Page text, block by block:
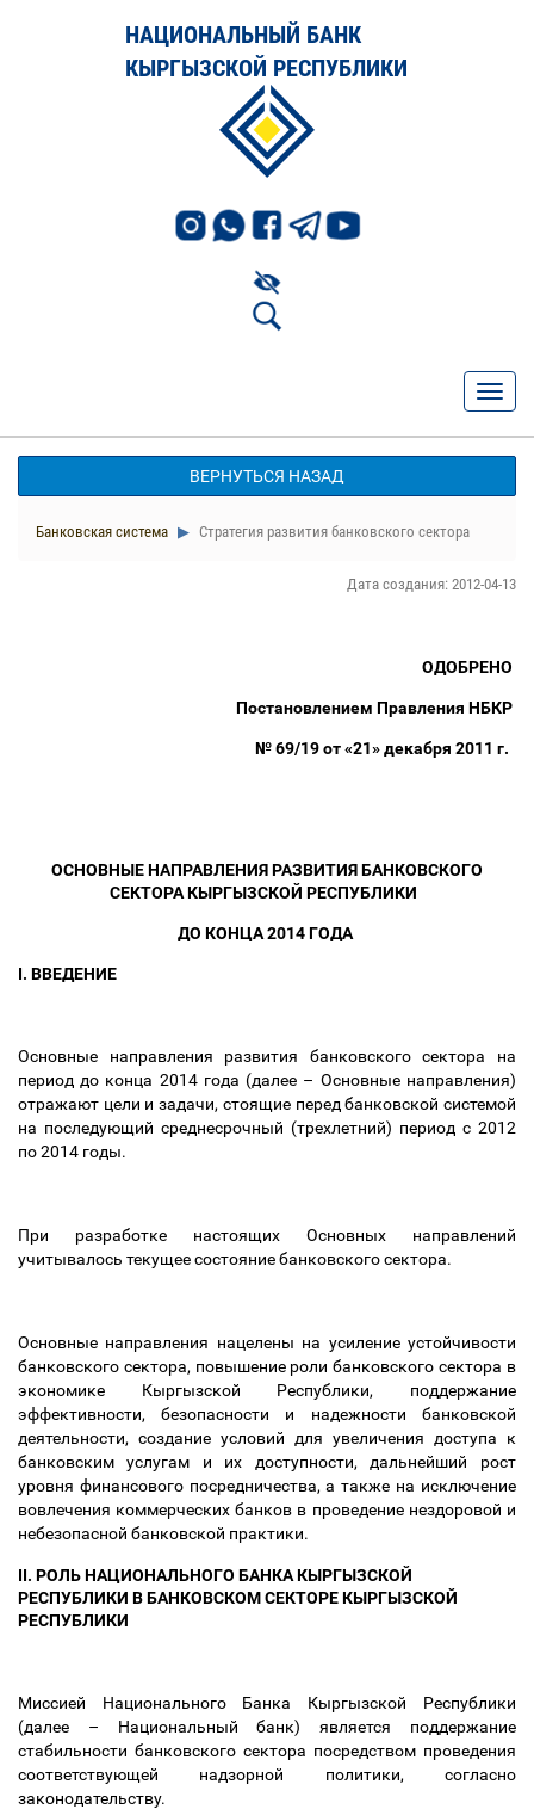
НАЦИОНАЛЬНЫЙ БАНК
КЫРГЫЗСКОЙ РЕСПУБЛИКИ
ВЕРНУТЬСЯ НАЗАД
Банковская система Стратегия развития банковского сектора
Дата создания: 2012-04-13
ОДОБРЕНО
Постановлением Правления НБКР
№ 69/19 от «21» декабря 2011 г.
ОСНОВНЫЕ НАПРАВЛЕНИЯ РАЗВИТИЯ БАНКОВСКОГО
СЕКТОРА КЫРГЫЗСКОЙ РЕСПУБЛИКИ
ДО КОНЦА 2014 ГОДА
I. ВВЕДЕНИЕ
Основные направления развития банковского сектора на
период до конца 2014 года (далее – Основные направления)
отражают цели и задачи, стоящие перед банковской системой
на последующий среднесрочный (трехлетний) период с 2012
по 2014 годы.
При разработке настоящих Основных направлений
учитывалось текущее состояние банковского сектора.
Основные направления нацелены на усиление устойчивости
банковского сектора, повышение роли банковского сектора в
экономике Кыргызской Республики, поддержание
эффективности, безопасности и надежности банковской
деятельности, создание условий для увеличения доступа к
банковским услугам и их доступности, дальнейший рост
уровня финансового посредничества, а также на исключение
вовлечения коммерческих банков в проведение нездоровой и
небезопасной банковской практики.
II. РОЛЬ НАЦИОНАЛЬНОГО БАНКА КЫРГЫЗСКОЙ
РЕСПУБЛИКИ В БАНКОВСКОМ СЕКТОРЕ КЫРГЫЗСКОЙ
РЕСПУБЛИКИ
Миссией Национального Банка Кыргызской Республики
(далее – Национальный банк) является поддержание
стабильности банковского сектора посредством проведения
соответствующей надзорной политики, согласно
законодательству.